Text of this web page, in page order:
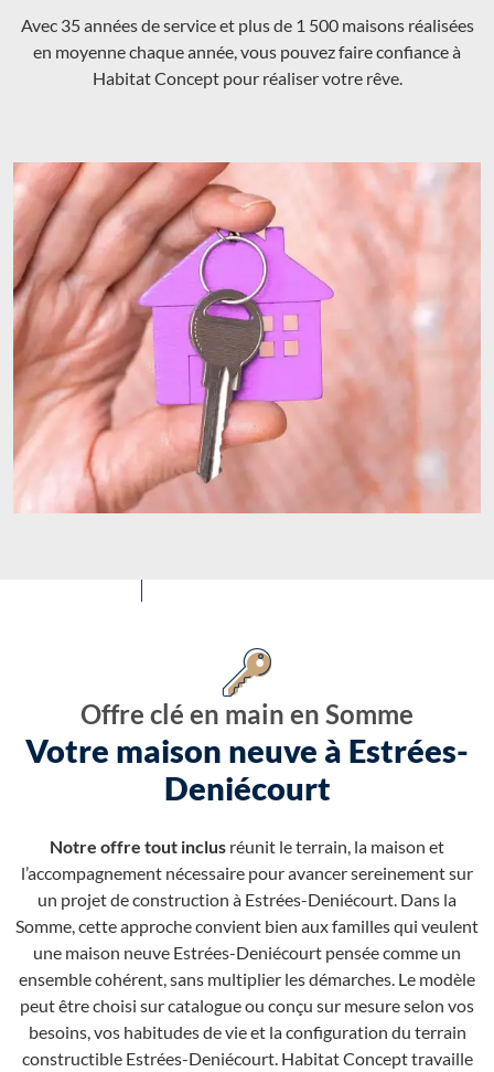
Avec 35 années de service et plus de 1 500 maisons réalisées
en moyenne chaque année, vous pouvez faire confiance à
Habitat Concept pour réaliser votre rêve.
Offre clé en main en Somme
Votre maison neuve à Estrées-
Deniécourt
Notre offre tout inclus réunit le terrain, la maison et
l’accompagnement nécessaire pour avancer sereinement sur
un projet de construction à Estrées-Deniécourt. Dans la
Somme, cette approche convient bien aux familles qui veulent
une maison neuve Estrées-Deniécourt pensée comme un
ensemble cohérent, sans multiplier les démarches. Le modèle
peut être choisi sur catalogue ou conçu sur mesure selon vos
besoins, vos habitudes de vie et la configuration du terrain
constructible Estrées-Deniécourt. Habitat Concept travaille